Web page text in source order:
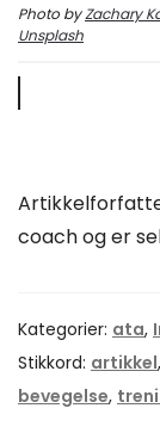
Photo byZachary
Unsplash
coach og er
Kategorier: ata,
Stikkord: artikkel,
bevegelse,